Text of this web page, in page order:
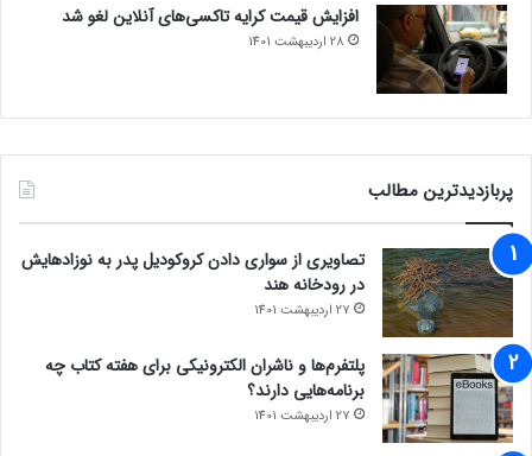
افزایش قیمت کرایه تاکسی‌های آنلاین لغو شد
28 اردیبهشت 1401
پربازدیدترین مطالب
تصاویری از سواری دادن کروکودیل پدر به نوزادهایش
در رودخانه هند
27 اردیبهشت 1401
پلتفرم‌ها و ناشران الکترونیکی برای هفته کتاب چه
برنامه‌هایی دارند؟
27 اردیبهشت 1401